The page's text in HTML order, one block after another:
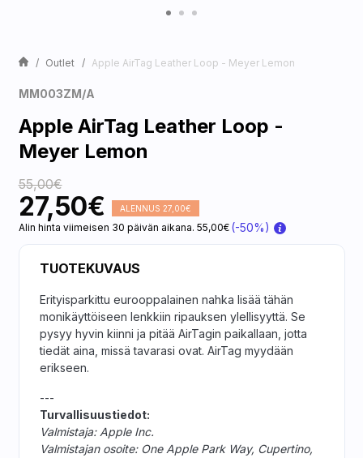
Outlet Apple AirTag Leather Loop - Meyer Lemon
MM003ZM/A
Apple AirTag Leather Loop -
Meyer Lemon
55,00€
27,50€ ALENNUS 27,00€
Alin hinta viimeisen 30 päivän aikana. 55,00€ (-50%)
TUOTEKUVAUS
Erityisparkittu eurooppalainen nahka lisää tähän
monikäyttöiseen lenkkiin ripauksen ylellisyyttä. Se
pysyy hyvin kiinni ja pitää AirTagin paikallaan, jotta
tiedät aina, missä tavarasi ovat. AirTag myydään
erikseen.
---
Turvallisuustiedot:
Valmistaja: Apple Inc.
Valmistajan osoite: One Apple Park Way, Cupertino,